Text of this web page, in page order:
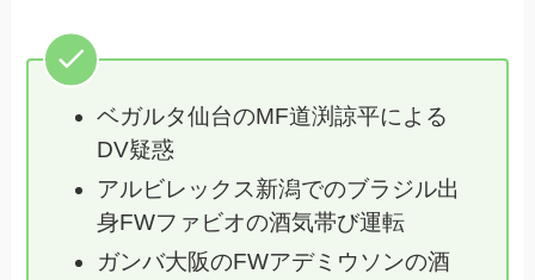
ベガルタ仙台のMF道渕諒平による
DV疑惑
アルビレックス新潟でのブラジル出
身FWファビオの酒気帯び運転
ガンバ大阪のFWアデミウソンの酒